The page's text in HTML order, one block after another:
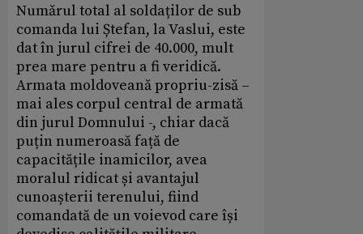
Numărul total al soldaților de sub
comanda lui Ștefan, la Vaslui, este
dat în jurul cifrei de 40.000, mult
prea mare pentru a fi veridică.
Armata moldoveană propriu-zisă –
mai ales corpul central de armată
din jurul Domnului -, chiar dacă
puțin numeroasă față de
capacitățile inamicilor, avea
moralul ridicat și avantajul
cunoașterii terenului, fiind
comandată de un voievod care își